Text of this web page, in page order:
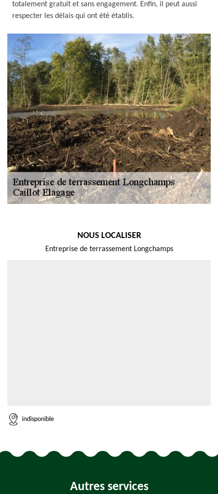
totalement gratuit et sans engagement. Enfin, il peut aussi
respecter les délais qui ont été établis.
NOUS LOCALISER
Entreprise de terrassement Longchamps
indisponible
Autres services